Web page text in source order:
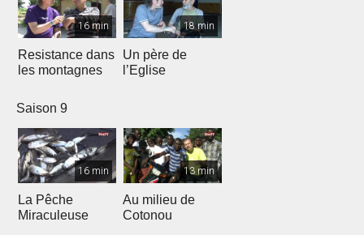
16 min
Resistance dans
les montagnes
18 min
Un père de
l’Eglise
Saison 9
16 min
La Pêche
Miraculeuse
13 min
Au milieu de
Cotonou